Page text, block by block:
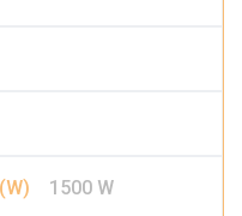
1500 W